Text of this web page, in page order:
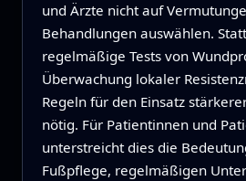
und Ärzte nicht auf
Behandlungen auswählen.
regelmäßige Tests von
Überwachung lokaler
Regeln für den Einsatz
nötig. Für Patientinnen und
unterstreicht dies die
Fußpflege, regelmäßigen